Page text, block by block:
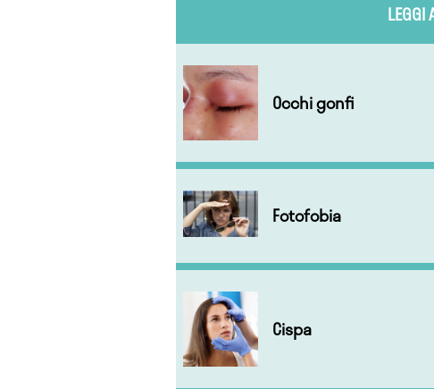
LEGGI
Occhi gonfi
Fotofobia
Cispa